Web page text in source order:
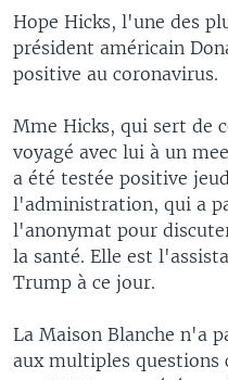
Hope Hicks, l'une des
président américain
positive au coronavirus.
Mme Hicks, qui sert de
voyagé avec lui à un
a été testée positive
l'administration, qui a
l'anonymat pour
la santé. Elle est
Trump à ce jour.
La Maison Blanche n'a
aux multiples questions